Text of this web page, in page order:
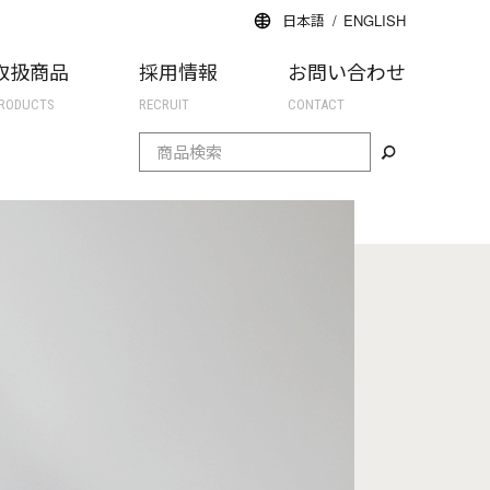
日本語 ENGLISH
扱商品 採用情報
RECRUIT
お問い合わせ
CONTACT